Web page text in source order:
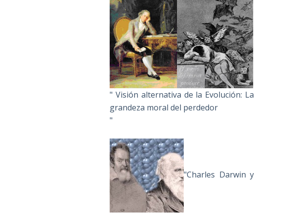
" Visión alternativa de la Evolución: La
grandeza moral del perdedor
"
"Charles Darwin y